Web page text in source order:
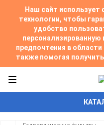
Наш сайт
технологии, чтобы
удобство
предпочтения в
также помогая